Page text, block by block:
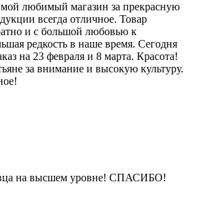
мой любимый магазин за прекрасную
всегда отличное. Товар
и с большой любовью к
редкость в наше время. Сегодня
на 23 февраля и 8 марта. Красота!
за внимание и высокую культуру.
на высшем уровне! СПАСИБО!